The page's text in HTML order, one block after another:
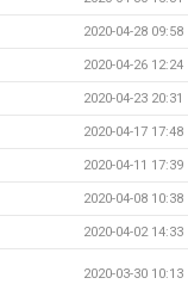
2020-04-28 09:58
2020-04-26 12:24
2020-04-23 20:31
2020-04-17 17:48
2020-04-11 17:39
2020-04-08 10:38
2020-04-02 14:33
2020-03-30 10:13